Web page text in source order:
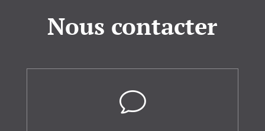
Nous contacter
v